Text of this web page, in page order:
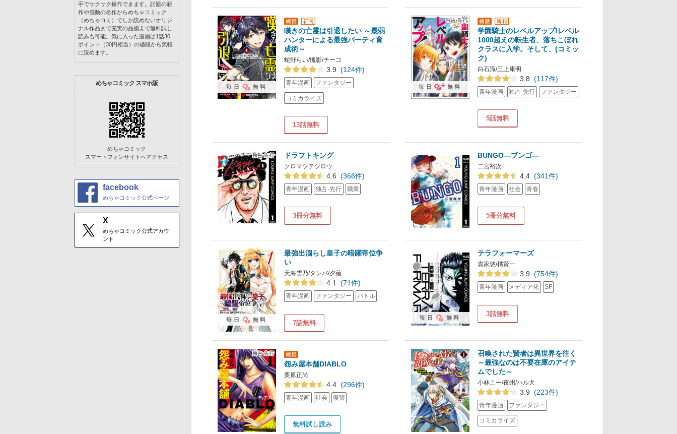
嘆きの亡霊は引退したい ～最弱
ハンターによる最強パーティ育
成術～
蛇野らい/槻影/チーコ
3.9 (124件)
青年漫画 ファンタジー
コミカライズ
13話無料
毎日 無料
学園騎士のレベルアップ!レベル
1000超えの転生者、落ちこぼれ
クラスに入学。そして、(コミッ
ク)
白石識/三上康明
3.8 (117件)
青年漫画 独占·先行 ファンタジー
5話無料
毎日 無料
ドラフトキング
クロマツテツロウ
4.6 (366件)
青年漫画 独占·先行 職業
3冊分無料
BUNGO―ブンゴ―
二宮裕次
4.4 (341件)
青年漫画 社会 青春
5冊分無料
最強出涸らし皇子の暗躍帝位争
い
天海雪乃/タンバ/夕薙
4.1 (71件)
青年漫画 ファンタジー バトル
7話無料
毎日 無料
テラフォーマーズ
貴家悠/橘賢一
3.9 (754件)
青年漫画 メディア化 SF
3話無料
毎日 無料
怨み屋本舗DIABLO
栗原正尚
4.4 (296件)
青年漫画 社会 復讐
無料試し読み
召喚された賢者は異世界を往く
～最強なのは不要在庫のアイテ
ムでした～
小林こー/夜州/ハル犬
3.9 (223件)
青年漫画 ファンタジー
コミカライズ
手でサクサク操作できます。話題の新
作や感動の名作からめちゃコミック
（めちゃコミ）でしか読めないオリジ
ナル作品まで充実の品揃えで無料試し
読みも可能。気に入った漫画は1話30
ポイント（30円相当）の値段から気軽
に読めます。
めちゃコミック スマホ版
めちゃコミック
スマートフォンサイトへアクセス
facebook
めちゃコミック公式ページ
X
めちゃコミック公式アカウ
ント